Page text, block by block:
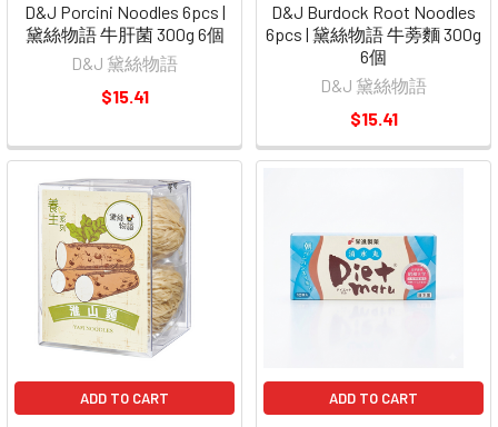
D&J Porcini Noodles 6pcs |
黛絲物語 牛肝菌 300g 6個
D&J 黛絲物語
$15.41
D&J Burdock Root Noodles
6pcs | 黛絲物語 牛蒡麵 300g
6個
D&J 黛絲物語
$15.41
ADD TO CART ADD TO CART